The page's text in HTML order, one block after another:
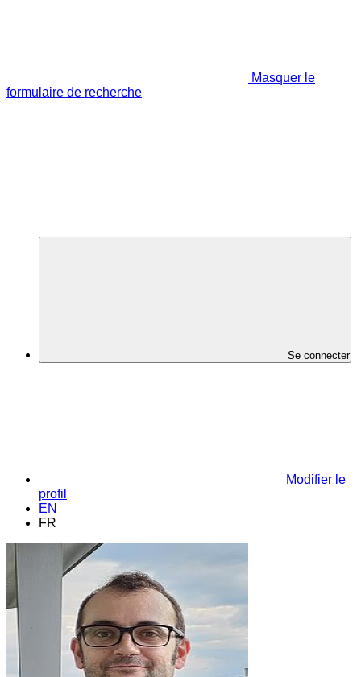
Masquer le
formulaire de recherche
Se connecter
Modifier le
profil
EN
FR